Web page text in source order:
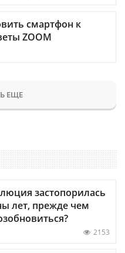
смартфон к
ZOOM
ЕЩЕ
застопорилась
лет, прежде чем
2153